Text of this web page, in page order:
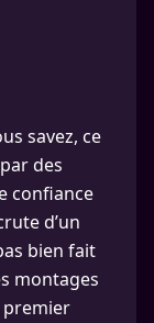
savez, ce
des
confiance
d’un
bien fait
montages
premier